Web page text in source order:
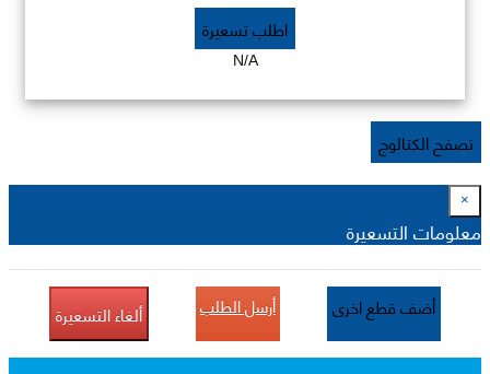
اطلب تسعيرة
N/A
تصفح الكتالوج
×
معلومات التسعيرة
أضف قطع اخرى أرسل الطلب ألغاء التسعيرة